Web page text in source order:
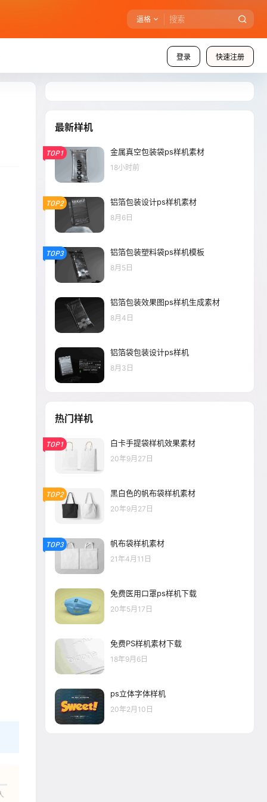
逼格
登录 快速注册
最新样机
TOP1 金属真空包装袋ps样机素材
18小时前
TOP2 铝箔包装设计ps样机素材
8月6日
TOP3 铝箔包装塑料袋ps样机模板
8月5日
铝箔包装效果图ps样机生成素材
8月4日
铝箔袋包装设计ps样机
8月3日
热门样机
TOP1 白卡手提袋样机效果素材
20年9月27日
TOP2 黑白色的帆布袋样机素材
20年9月27日
TOP3 帆布袋样机素材
21年4月11日
免费医用口罩ps样机下载
20年5月17日
免费PS样机素材下载
18年9月6日
ps立体字体样机
20年2月10日